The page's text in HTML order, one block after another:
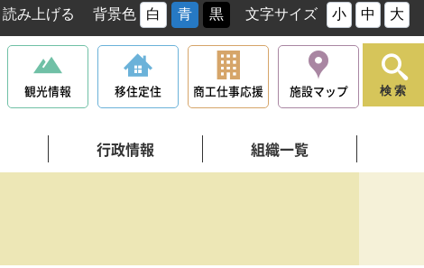
読み上げる 背景色 白 青 黒 文字サイズ 小 中 大
観光情報 移住定住 商工仕事応援 施設マップ
行政情報 組織一覧
検索